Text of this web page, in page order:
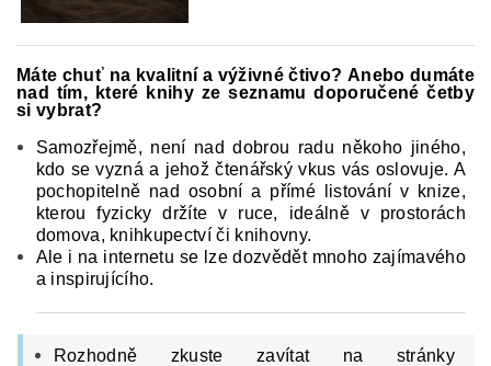
Máte chuť na kvalitní a výživné čtivo? Anebo dumáte
nad tím, které knihy ze seznamu doporučené četby
si vybrat?
Samozřejmě, není nad dobrou radu někoho jiného,
kdo se vyzná a jehož čtenářský vkus vás oslovuje. A
pochopitelně nad osobní a přímé listování v knize,
kterou fyzicky držíte v ruce, ideálně v prostorách
domova, knihkupectví či knihovny.
Ale i na internetu se lze dozvědět mnoho zajímavého
a inspirujícího.
Rozhodně zkuste zavítat na stránky